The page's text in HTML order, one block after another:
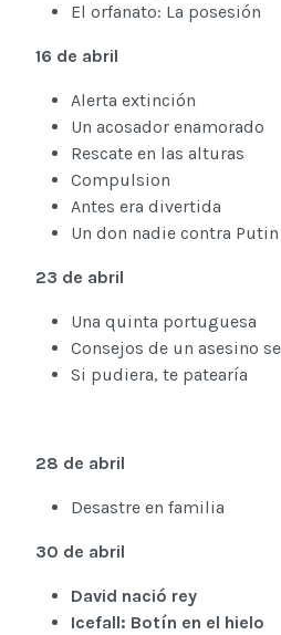
El orfanato: La posesión
16 de abril
Alerta extinción
Un acosador enamorado
Rescate en las alturas
Compulsion
Antes era divertida
Un don nadie contra Putin
23 de abril
Una quinta portuguesa
Consejos de un asesino
Si pudiera, te patearía
28 de abril
Desastre en familia
30 de abril
David nació rey
Icefall: Botín en el hielo